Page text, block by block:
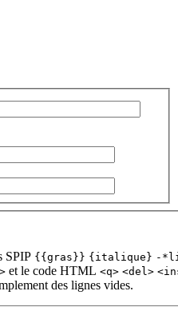
SPIP {{gras}} {italique} -
et le code HTML <q> <del>
des lignes vides.